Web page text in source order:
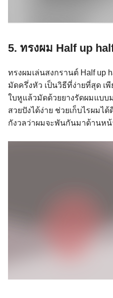
5. ทรงผม Half up
ทรงผมเล่นสงกรานต์ Half up
มัดครึ่งหัว เป็นวิธีที่ง่ายที่สุด เ
ใบหูแล้วมัดด้วยยางรัดผมแบ
สวยปังได้ง่าย ช่วยเก็บไรผมได้
กังวลว่าผมจะพันกันมาด้านหน้